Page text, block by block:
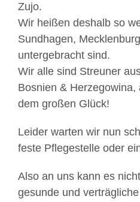
Zujo.
Wir heißen deshalb so
Sundhagen,
untergebracht sind.
Wir alle sind Streuner
Bosnien & Herzegowina,
dem großen Glück!
Leider warten wir nun
feste Pflegestelle oder
Also an uns kann es
gesunde und